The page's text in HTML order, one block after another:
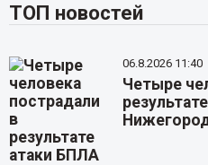
ТОП новостей
06.8.2026 11:40
Четыре